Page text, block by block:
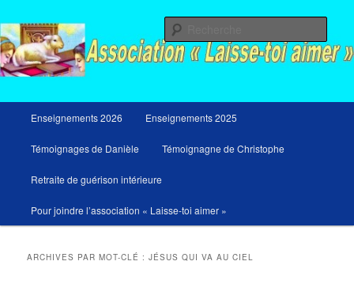
au
contenu
principal
au
contenu
secondaire
principal
Enseignements 2026 Enseignements 2025
Témoignages de Danièle Témoignagne de Christophe
Retraite de guérison intérieure
Pour joindre l’association « Laisse-toi aimer »
ARCHIVES PAR MOT-CLÉ :JÉSUS QUI VA AU CIEL